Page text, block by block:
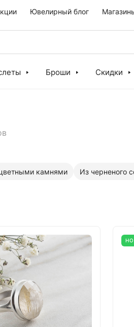
Ювелирный блог
Броши Скидки
камнями Из черненого